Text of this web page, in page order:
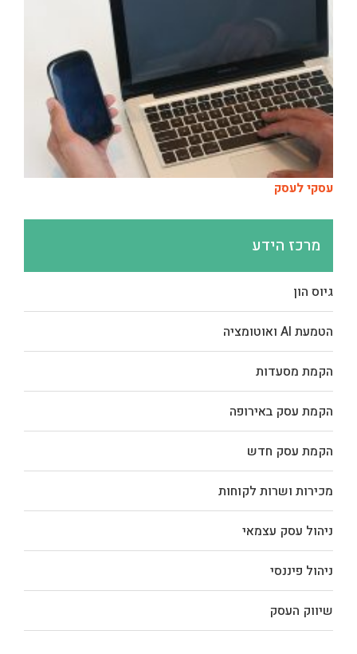
עסקי לעסק
מרכז הידע
גיוס הון
הטמעת AI ואוטומציה
הקמת מסעדות
הקמת עסק באירופה
הקמת עסק חדש
מכירות ושרות לקוחות
ניהול עסק עצמאי
ניהול פיננסי
שיווק העסק